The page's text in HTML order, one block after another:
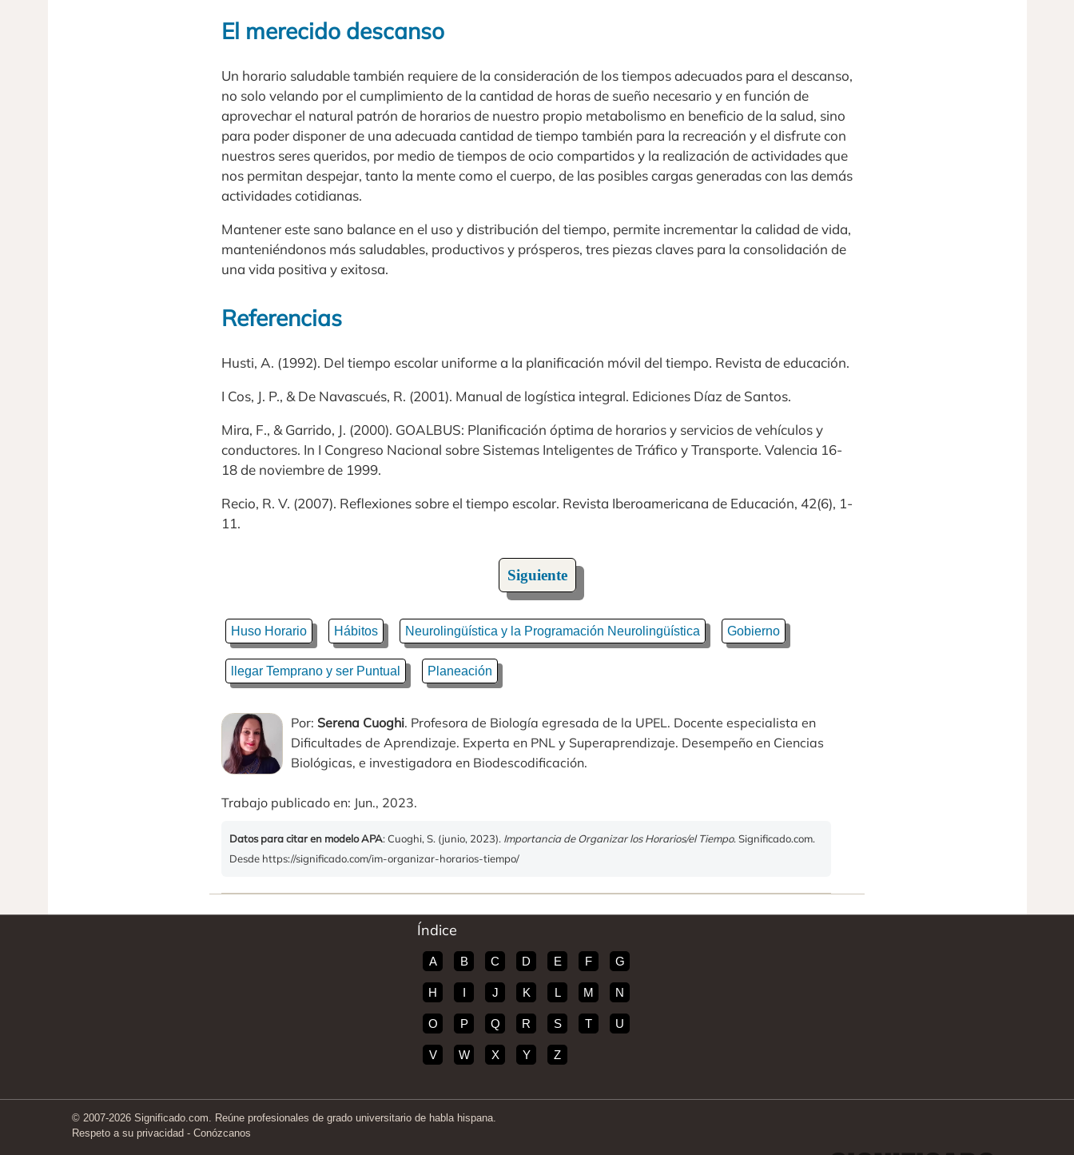
El merecido descanso
Un horario saludable también requiere de la consideración de los tiempos adecuados para el descanso,
no solo velando por el cumplimiento de la cantidad de horas de sueño necesario y en función de
aprovechar el natural patrón de horarios de nuestro propio metabolismo en beneficio de la salud, sino
para poder disponer de una adecuada cantidad de tiempo también para la recreación y el disfrute con
nuestros seres queridos, por medio de tiempos de ocio compartidos y la realización de actividades que
nos permitan despejar, tanto la mente como el cuerpo, de las posibles cargas generadas con las demás
actividades cotidianas.
Mantener este sano balance en el uso y distribución del tiempo, permite incrementar la calidad de vida,
manteniéndonos más saludables, productivos y prósperos, tres piezas claves para la consolidación de
una vida positiva y exitosa.
Referencias
Husti, A. (1992). Del tiempo escolar uniforme a la planificación móvil del tiempo. Revista de educación.
I Cos, J. P., & De Navascués, R. (2001). Manual de logística integral. Ediciones Díaz de Santos.
Mira, F., & Garrido, J. (2000). GOALBUS: Planificación óptima de horarios y servicios de vehículos y
conductores. In I Congreso Nacional sobre Sistemas Inteligentes de Tráfico y Transporte. Valencia 16-
18 de noviembre de 1999.
Recio, R. V. (2007). Reflexiones sobre el tiempo escolar. Revista Iberoamericana de Educación, 42(6), 1-
11.
Siguiente
Huso Horario Hábitos Neurolingüística y la Programación Neurolingüística Gobierno
llegar Temprano y ser Puntual Planeación
Por: Serena Cuoghi. Profesora de Biología egresada de la UPEL. Docente especialista en
Dificultades de Aprendizaje. Experta en PNL y Superaprendizaje. Desempeño en Ciencias
Biológicas, e investigadora en Biodescodificación.
Trabajo publicado en: Jun., 2023.
Datos para citar en modelo APA: Cuoghi, S. (junio, 2023). Importancia de Organizar los Horarios/el Tiempo. Significado.com.
Desde https://significado.com/im-organizar-horarios-tiempo/
Índice
A B C D E F G
H I J K L M N
O P Q R S T U
V W X Y Z
© 2007-2026 Significado.com. Reúne profesionales de grado universitario de habla hispana.
Respeto a su privacidad - Conózcanos